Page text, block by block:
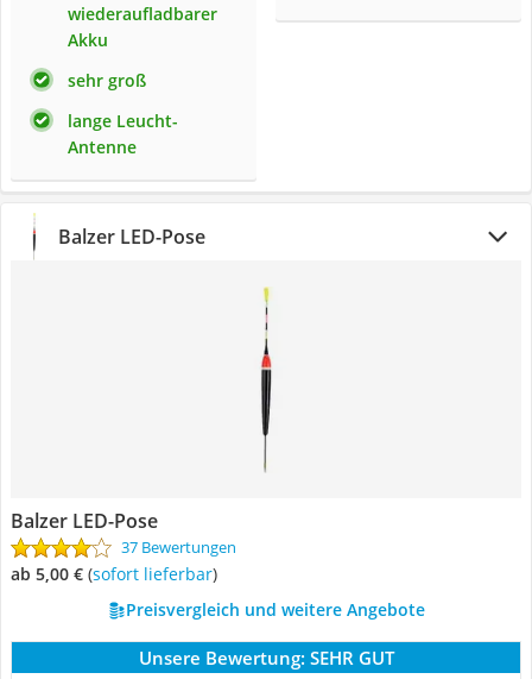
wiederaufladbarer
Akku
sehr groß
lange Leucht-
Antenne
Balzer LED-Pose
Balzer LED-Pose
37 Bewertungen
ab 5,00 € ( Sofort lieferbar)
Preisvergleich und weitere Angebote
Unsere Bewertung: SEHR GUT